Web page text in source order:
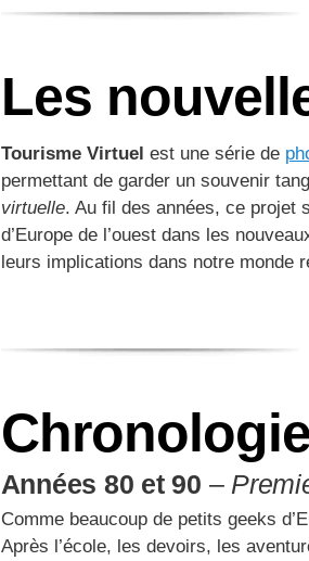
Les
Tourisme Virtuel est une série de
permettant de garder un souvenir
virtuelle. Au fil des années, ce projet
d’Europe de l’ouest dans les
leurs implications dans notre monde
Années 80 et 90 –
Comme beaucoup de petits geeks
Après l’école, les devoirs, les